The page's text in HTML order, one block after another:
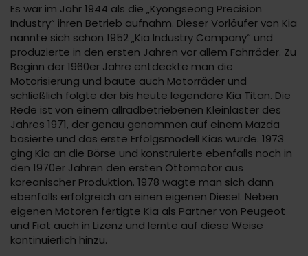
Es war im Jahr 1944 als die „Kyongseong Precision
Industry“ ihren Betrieb aufnahm. Dieser Vorläufer von Kia
nannte sich schon 1952 „Kia Industry Company“ und
produzierte in den ersten Jahren vor allem Fahrräder. Zu
Beginn der 1960er Jahre entdeckte man die
Motorisierung und baute auch Motorräder und
schließlich folgte der bis heute legendäre Kia Titan. Die
Rede ist von einem allradbetriebenen Kleinlaster des
Jahres 1971, der genau genommen auf einem Mazda
basierte und das erste Erfolgsmodell Kias wurde. 1973
ging Kia an die Börse und konstruierte ebenfalls noch in
den 1970er Jahren den ersten Ottomotor aus
koreanischer Produktion. 1978 wagte man sich dann
ebenfalls erfolgreich an einen eigenen Diesel. Neben
eigenen Motoren fertigte Kia als Partner von Peugeot
und Fiat auch in Lizenz und lernte auf diese Weise
kontinuierlich hinzu.